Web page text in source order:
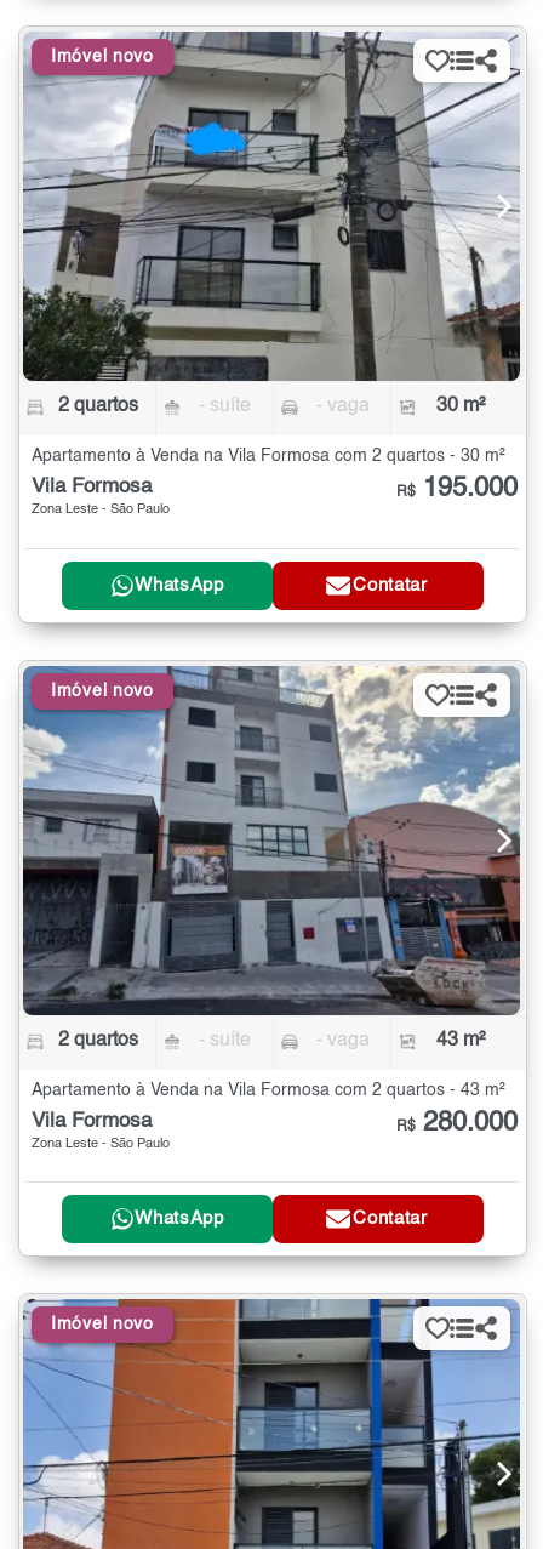
Imóvel novo
2 quartos - suíte - vaga 30 m²
Apartamento à Venda na Vila Formosa com 2 quartos - 30 m²
Vila Formosa
Zona Leste - São Paulo
R$ 195.000
WhatsApp Contatar
Imóvel novo
2 quartos - suíte - vaga 43 m²
Apartamento à Venda na Vila Formosa com 2 quartos - 43 m²
Vila Formosa
Zona Leste - São Paulo
R$ 280.000
WhatsApp Contatar
Imóvel novo